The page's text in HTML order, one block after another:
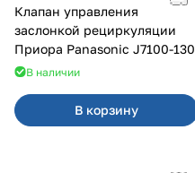
Клапан управления
заслонкой рециркуляции
Приора Panasonic J7100-130
В наличии
В корзину